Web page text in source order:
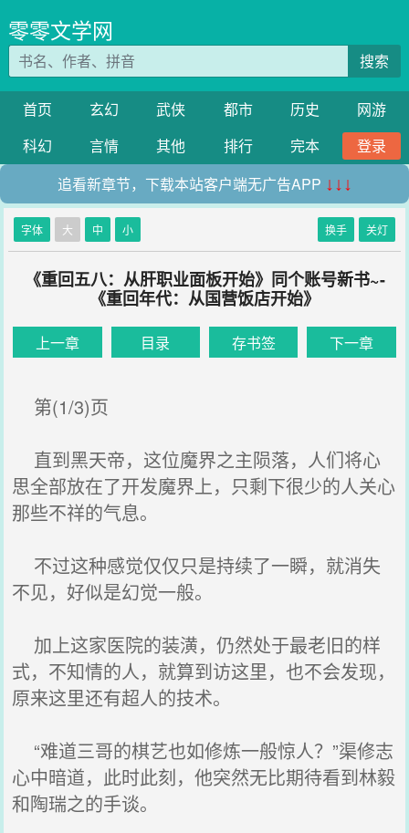
零零文学网
搜索
首页 玄幻 武侠 都市 历史
网游
科幻
言情 其他 排行 完本
登录
追看新章节，下载本站客户端无广告APP ↓↓↓
字体 大 中 小 换手 关灯
《重回五八：从肝职业面板开始》同个账号新书~-
《重回年代：从国营饭店开始》
上一章 目录 存书签 下一章
第(1/3)页
直到黑天帝，这位魔界之主陨落，人们将心
思全部放在了开发魔界上，只剩下很少的人关心
那些不祥的气息。
不过这种感觉仅仅只是持续了一瞬，就消失
不见，好似是幻觉一般。
加上这家医院的装潢，仍然处于最老旧的样
式，不知情的人，就算到访这里，也不会发现，
原来这里还有超人的技术。
“难道三哥的棋艺也如修炼一般惊人？”渠修志
心中暗道，此时此刻，他突然无比期待看到林毅
和陶瑞之的手谈。